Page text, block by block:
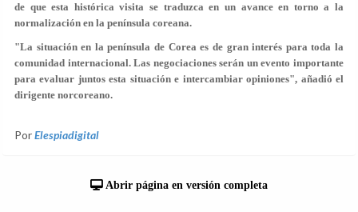
de que esta histórica visita se traduzca en un avance en torno a la
normalización en la península coreana.
"La situación en la península de Corea es de gran interés para toda la
comunidad internacional. Las negociaciones serán un evento importante
paraevaluar juntosesta situación e intercambiar opiniones", añadió el
dirigente norcoreano.
PorElespiadigital
Abrir página en versión completa